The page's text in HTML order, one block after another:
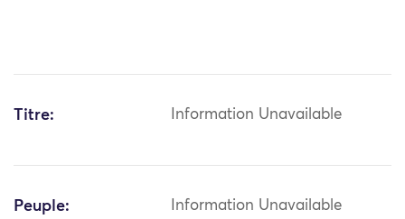
Titre: Information Unavailable
Peuple: Information Unavailable